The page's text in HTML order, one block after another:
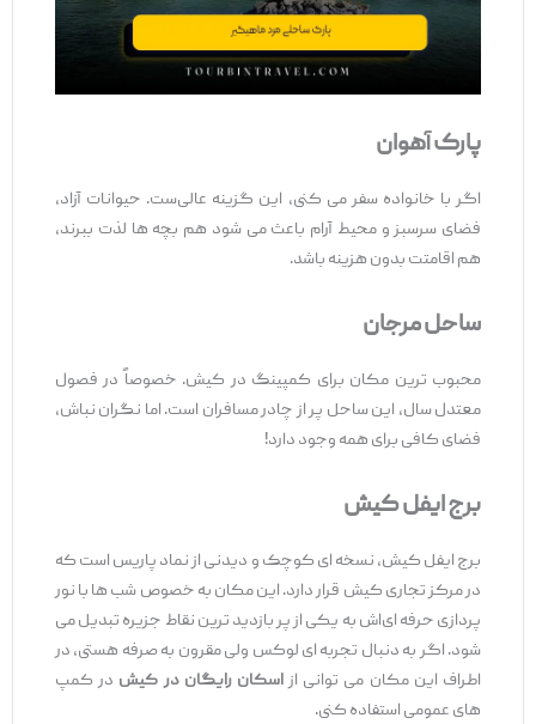
پارک آهوان
اگر با خانواده سفر می ‌کنی، این گزینه عالی‌ست. حیوانات آزاد،
فضای سرسبز و محیط آرام باعث می ‌شود هم بچه‌ ها لذت ببرند،
هم اقامتت بدون هزینه باشد.
ساحل مرجان
محبوب ‌ترین مکان برای کمپینگ در کیش. خصوصاً در فصول
معتدل سال، این ساحل پر از چادر مسافران است. اما نگران نباش،
فضای کافی برای همه وجود دارد!
برج ایفل کیش
برج ایفل کیش، نسخه ‌ای کوچک و دیدنی از نماد پاریس است که
در مرکز تجاری کیش قرار دارد. این مکان به ‌خصوص شب ‌ها با نور
پردازی حرفه ‌ای‌اش به یکی از پر بازدید ترین نقاط جزیره تبدیل می
‌شود. اگر به‌ دنبال تجربه ‌ای لوکس ولی مقرون ‌به ‌صرفه هستی، در
اطراف این مکان می ‌توانی ازاسکان رایگان در کیشدر کمپ
‌های عمومی استفاده کنی.